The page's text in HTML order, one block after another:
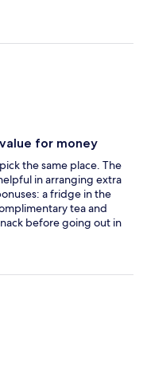
for money
the same place. The
in arranging extra
a fridge in the
tea and
before going out in
and quiet, whereas
are within a
Balaton time
place to